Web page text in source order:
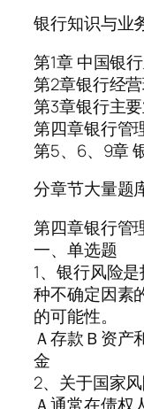
银行知识与业
第1章 中国银
第2章银行经
第3章银行主
第四章银行管
第5、6、9章
分章节大量题
第四章银行管
一、单选题
1、银行风险
种不确定因素
的可能性。
Ａ存款Ｂ资产
金
2、关于国家